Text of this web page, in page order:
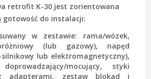
retrofit K-30 jest zorientowana
gotowość do instalacji:
w zestawie: rama/wózek,
(lub gazowy), napęd
silnikowy lub elektromagnetyczny),
mocujący, styki
adapterami, zestaw blokad i